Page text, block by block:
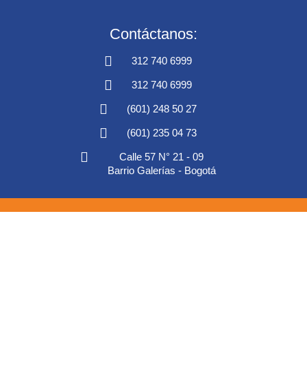
Contáctanos:
312 740 6999
312 740 6999
(601) 248 50 27
(601) 235 04 73
Calle 57 N° 21 - 09
Barrio Galerías - Bogotá